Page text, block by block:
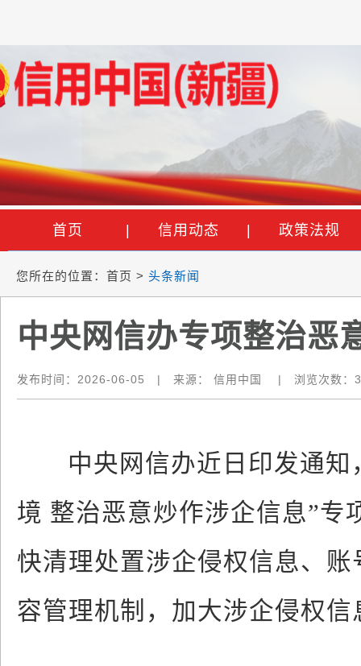
首页 信用动态 政策法规
您所在的位置： 首页 > 头条新闻
中央网信办专项整治恶
发布时间： 2026-06-05 | 来源： 信用中国 | 浏览次数：
中央网信办近日印发通知
境 整治恶意炒作涉企信息”专
快清理处置涉企侵权信息、
容管理机制，加大涉企侵权